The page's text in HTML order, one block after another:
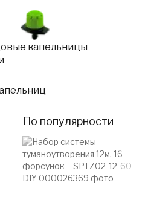
капельницы
По популярности